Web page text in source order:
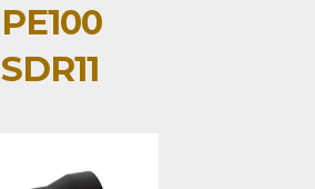
PE100
SDR11